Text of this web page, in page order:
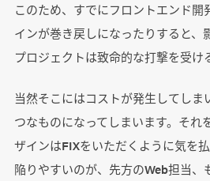
このため、すでにフロントエンド開
インが巻き戻しになったりすると、
プロジェクトは致命的な打撃を受け
当然そこにはコストが発生してし
つなものになってしまいます。それ
ザインはFIXをいただくように気を
陥りやすいのが、先方のWeb担当、